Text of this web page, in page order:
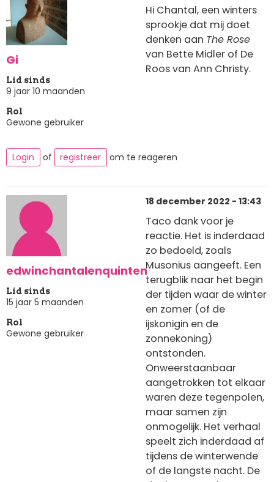
Gi
Lid sinds
9 jaar 10 maanden
Rol
Gewone gebruiker
Hi Chantal, een winters
sprookje dat mij doet
denken aan The Rose
van Bette Midler of De
Roos van Ann Christy.
Login of registreer om te reageren
edwinchantalenquinten
Lid sinds
15 jaar 5 maanden
Rol
Gewone gebruiker
18 december 2022 - 13:43
Taco dank voor je
reactie. Het is inderdaad
zo bedoeld, zoals
Musonius aangeeft. Een
terugblik naar het begin
der tijden waar de winter
en zomer (of de
ijskonigin en de
zonnekoning)
ontstonden.
Onweerstaanbaar
aangetrokken tot elkaar
waren deze tegenpolen,
maar samen zijn
onmogelijk. Het verhaal
speelt zich inderdaad af
tijdens de winterwende
of de langste nacht. De